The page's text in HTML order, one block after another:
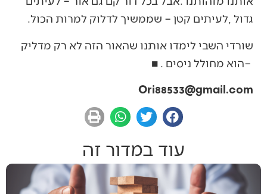
‬גדול‭, ‬לעיתים‭ ‬קטן‭ ‬‮–‬‭ ‬שממשיך‭ ‬לדלוק‭ ‬למרות‭ ‬הכול‭.‬
Ori88533@gmail.com
עוד במדור זה